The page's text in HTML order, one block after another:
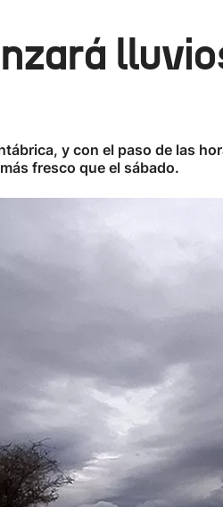
y con el paso de las
fresco que el sábado.